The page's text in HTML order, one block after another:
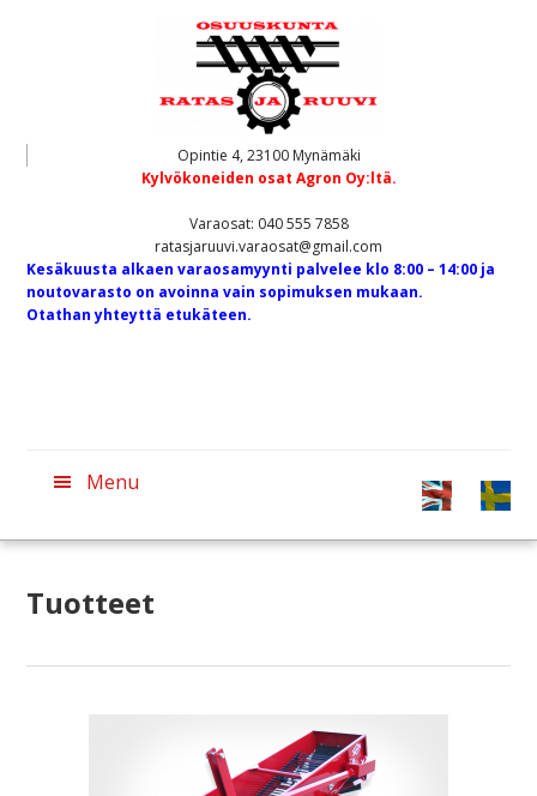
Opintie 4, 23100 Mynämäki
Kylvökoneiden osat Agron Oy:ltä.
Varaosat: 040 555 7858
ratasjaruuvi.varaosat@gmail.com
Kesäkuusta alkaen varaosamyynti palvelee klo 8:00 – 14:00 ja
noutovarasto on avoinna vain sopimuksen mukaan.
Otathan yhteyttä etukäteen.
Menu
Tuotteet